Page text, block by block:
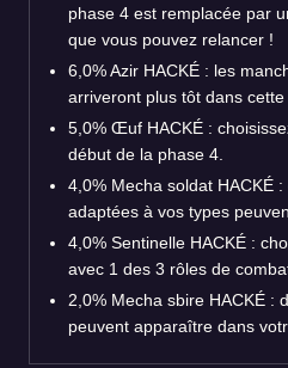
phase 4 est remplacée par
que vous pouvez relancer !
6,0% Azir HACKÉ : les
arriveront plus tôt dans cette
5,0% Œuf HACKÉ :
début de la phase 4.
4,0% Mecha soldat HACKÉ
adaptées à vos types
4,0% Sentinelle HACKÉ :
avec 1 des 3 rôles de
2,0% Mecha sbire HACKÉ :
peuvent apparaître dans